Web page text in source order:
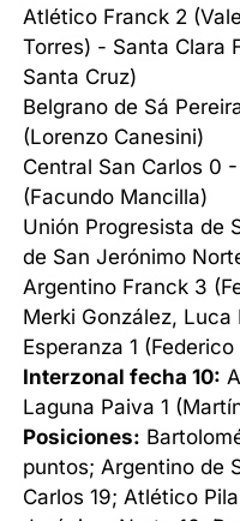
Atlético Franck 2
Torres) - Santa Clara
Santa Cruz)
Belgrano de Sá
(Lorenzo Canesini)
Central San Carlos 0
(Facundo Mancilla)
Unión Progresista de
de San Jerónimo
Argentino Franck 3
Merki González,
Esperanza 1 (Federico
Interzonal fecha 10:
Laguna Paiva 1
Posiciones:
puntos; Argentino de
Carlos 19; Atlético